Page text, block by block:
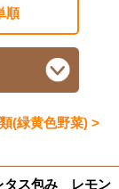
順
(緑黄色野菜) >
タス包み レモン